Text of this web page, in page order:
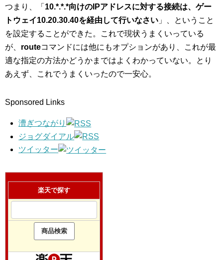
つまり、「 10.*.*.*向けのIPアドレスに対する接続は、ゲー
トウェイ10.20.30.40を経由して行いなさい 」、ということ
を設定することができた。これで現状うまくいっている
が、 routeコマンドには他にもオプションがあり、これが最
適な指定の方法かどうかまではよくわかっていない。とり
あえず、これでうまくいったので一安心。
Sponsored Links
漕ぎつながり
ジョグダイアル
ツイッター
楽天で探す